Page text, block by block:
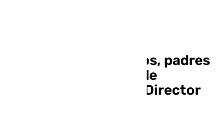
implicación de centros, padres
y Fuerzas y Cuerpos de
Seguridad en el Plan Director